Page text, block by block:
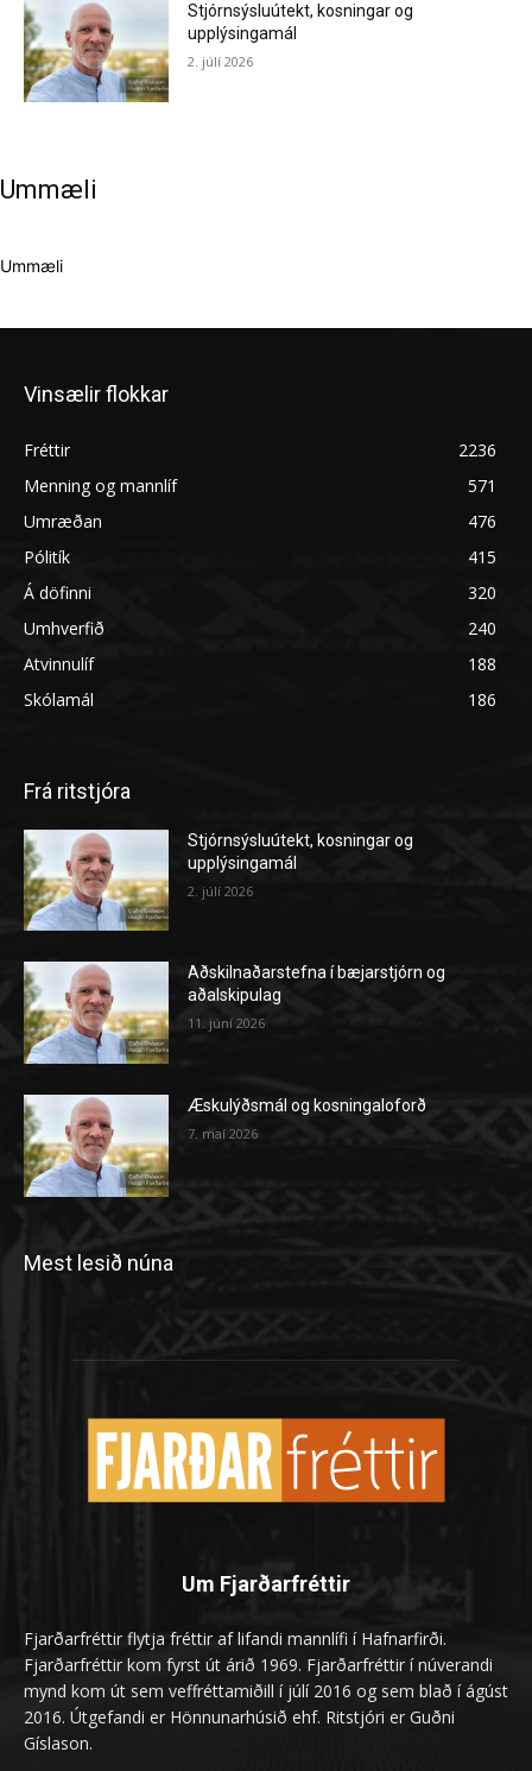
Stjórnsýsluútekt, kosningar og
upplýsingamál
2. júlí 2026
Ummæli
Ummæli
Vinsælir flokkar
Fréttir
2236
Menning og mannlíf
571
Umræðan
476
Pólitík
415
Á döfinni
320
Umhverfið
240
Atvinnulíf
188
Skólamál
186
Frá ritstjóra
Stjórnsýsluútekt, kosningar og
upplýsingamál
2. júlí 2026
Aðskilnaðarstefna í bæjarstjórn og
aðalskipulag
11. júní 2026
Æskulýðsmál og kosningaloforð
7. maí 2026
Mest lesið núna
Um Fjarðarfréttir
Fjarðarfréttir flytja fréttir af lifandi mannlífi í Hafnarfirði.
Fjarðarfréttir kom fyrst út árið 1969. Fjarðarfréttir í núverandi
mynd kom út sem veffréttamiðill í júlí 2016 og sem blað í ágúst
2016. Útgefandi er Hönnunarhúsið ehf. Ritstjóri er Guðni
Gíslason.